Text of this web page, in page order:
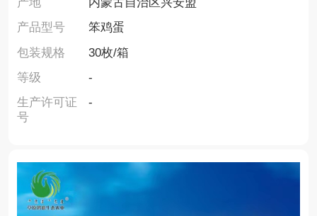
产品型号
笨鸡蛋
包装规格
30枚/箱
等级
-
生产许可证
号
-